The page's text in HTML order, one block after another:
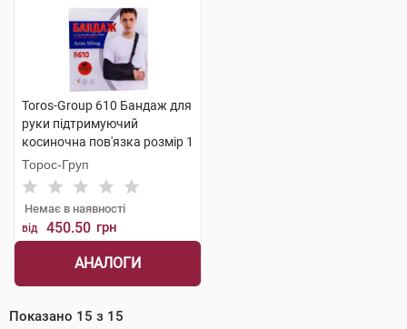
Toros-Group 610 Бандаж для
руки підтримуючий
косиночна пов'язка розмір 1
чорний 1 шт
Торос-Груп
Немає в наявності
від 450.50 грн
АНАЛОГИ
Показано 15 з 15